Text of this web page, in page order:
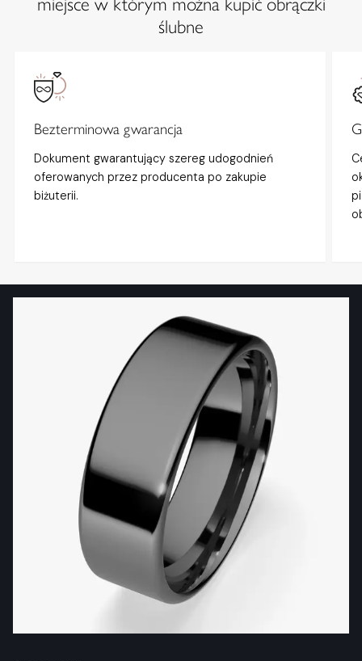
ślubne
Bezterminowa gwarancja
Dokument gwarantujący szereg udogodnień
oferowanych przez producenta po zakupie
biżuterii.